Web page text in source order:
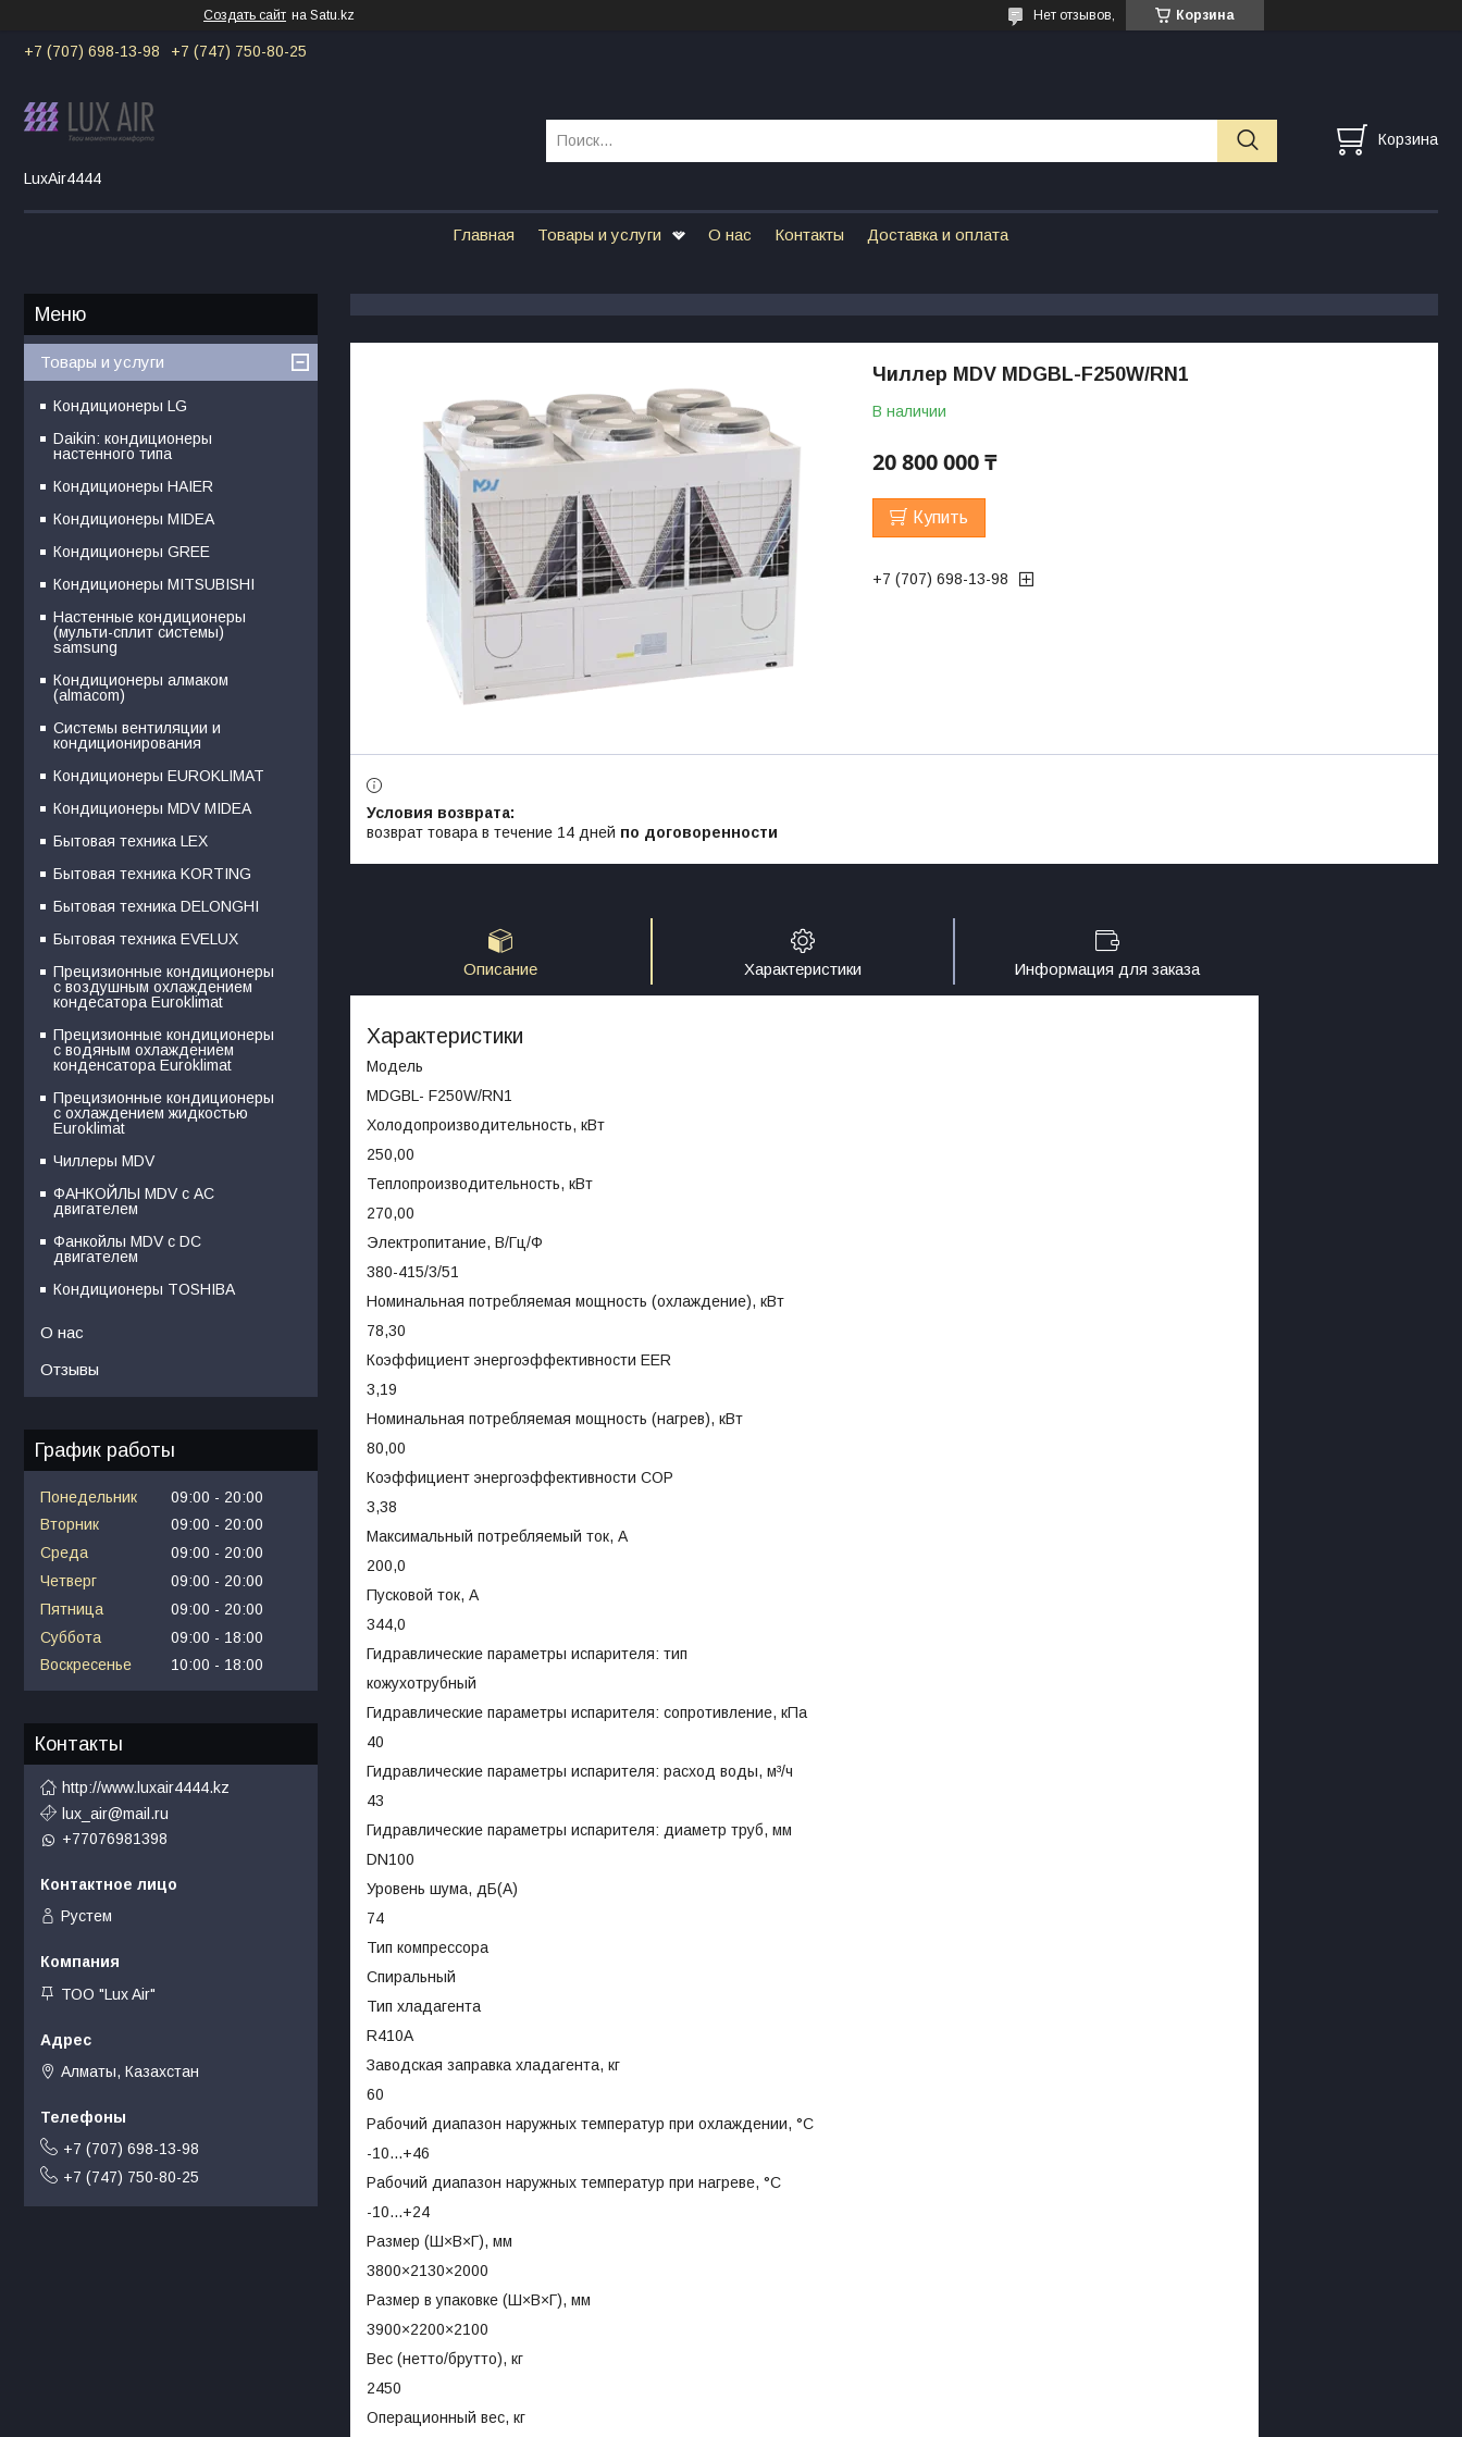
Создать сайт на Satu.kz Корзина
Нет отзывов,
+7 (707) 698-13-98 +7 (747) 750-80-25
LuxAir4444
Корзина
Главная Товары и услуги О нас Контакты Доставка и оплата
Чиллер MDV MDGBL-F250W/RN1
В наличии
20 800 000 ₸
Купить
+7 (707) 698-13-98
возврат товара в течение 14 дней по договоренности
Описание Характеристики Информация для заказа
Характеристики
Модель
MDGBL- F250W/RN1
Холодопроизводительность, кВт
250,00
Теплопроизводительность, кВт
270,00
Электропитание, В/Гц/Ф
380-415/3/51
Номинальная потребляемая мощность (охлаждение), кВт
78,30
Коэффициент энергоэффективности EER
3,19
Номинальная потребляемая мощность (нагрев), кВт
80,00
Коэффициент энергоэффективности COP
3,38
Максимальный потребляемый ток, А
200,0
Пусковой ток, А
344,0
Гидравлические параметры испарителя: тип
кожухотрубный
Гидравлические параметры испарителя: сопротивление, кПа
40
Гидравлические параметры испарителя: расход воды, м³/ч
43
Гидравлические параметры испарителя: диаметр труб, мм
DN100
Уровень шума, дБ(A)
74
Тип компрессора
Спиральный
Тип хладагента
R410A
Заводская заправка хладагента, кг
60
Рабочий диапазон наружных температур при охлаждении, °C
-10...+46
Рабочий диапазон наружных температур при нагреве, °C
-10...+24
Размер (Ш×В×Г), мм
3800×2130×2000
Размер в упаковке (Ш×В×Г), мм
3900×2200×2100
Вес (нетто/брутто), кг
2450
Операционный вес, кг
Товары и услуги
Кондиционеры LG
Daikin: кондиционеры
настенного типа
Кондиционеры HAIER
Кондиционеры MIDEA
Кондиционеры GREE
Кондиционеры MITSUBISHI
Настенные кондиционеры
(мульти-сплит системы)
samsung
Кондиционеры алмаком
(almacom)
Системы вентиляции и
кондиционирования
Кондиционеры EUROKLIMAT
Кондиционеры MDV MIDEA
Бытовая техника LEX
Бытовая техника KORTING
Бытовая техника DELONGHI
Бытовая техника EVELUX
Прецизионные кондиционеры
с воздушным охлаждением
кондесатора Euroklimat
Прецизионные кондиционеры
с водяным охлаждением
конденсатора Euroklimat
Прецизионные кондиционеры
с охлаждением жидкостью
Euroklimat
Чиллеры MDV
ФАНКОЙЛЫ MDV с АС
двигателем
Фанкойлы MDV c DC
двигателем
Кондиционеры TOSHIBA
О нас
Отзывы
График работы
Понедельник 09:00
20:00
Вторник
09:00
20:00
Среда
09:00
20:00
Четверг
09:00
20:00
Пятница
09:00
20:00
Суббота
09:00
18:00
Воскресенье
10:00 18:00
Контакты
http://www.luxair4444.kz
lux_air@mail.ru
+77076981398
Рустем
ТОО "Lux Air"
Алматы, Казахстан
+7 (707) 698-13-98
+7 (747) 750-80-25